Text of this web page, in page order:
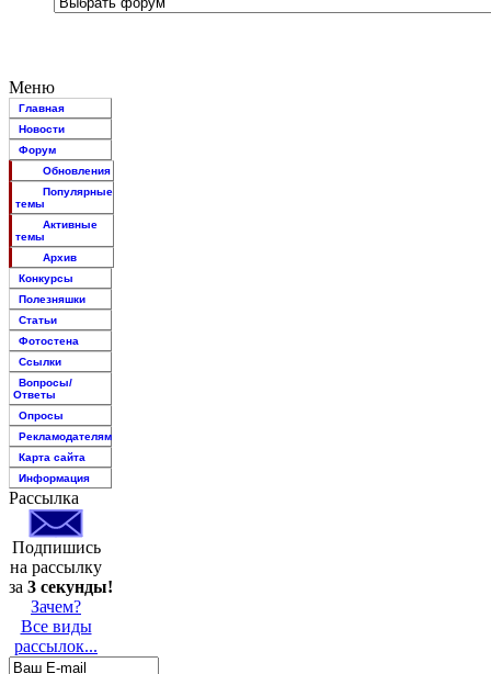
Меню
Главная
Новости
Форум
Обновления
Популярные
темы
Активные
темы
Архив
Конкурсы
Полезняшки
Статьи
Фотостена
Ссылки
Вопросы/
Ответы
Опросы
Рекламодателям
Карта сайта
Информация
Рассылка
Подпишись
на рассылку
за 3 секунды!
Зачем?
Все виды
рассылок...